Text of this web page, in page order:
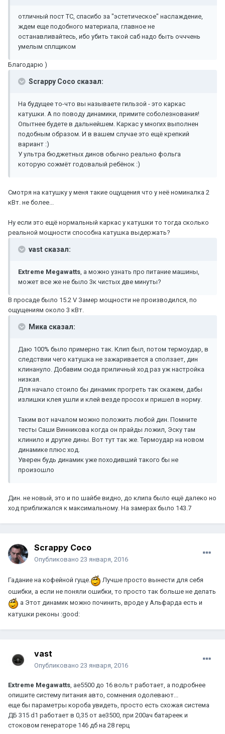
отличный пост ТС, спасибо за "эстетическое" наслаждение,
ждем еще подобного материала, главное не
останавливайтесь, ибо убить такой саб надо быть очччень
умелым сплщиком
Благодарю )
Scrappy Coco сказал:
На будущее то-что вы называете гильзой - это каркас
катушки. А по поводу динамики, примите соболезнования!
Опытнее будете в дальнейшем. Каркас у многих выполнен
подобным образом. И в вашем случае это ещё крепкий
вариант :)
У ультра бюджетных динов обычно реально фольга
которую сожмёт годовалый ребёнок :)
Смотря на катушку у меня такие ощущения что у неё номиналка 2
кВт. не более...
Ну если это ещё нормальный каркас у катушки то тогда сколько
реальной мощности способна катушка выдержать?
vast сказал:
Extreme Megawatts, а можно узнать про питание машины,
может все же не было 3к чистых две минуты?
В просаде было 15.2 V Замер мощности не производился, по
ощущениям около 3 кВт.
Мика сказал:
Даю 100% было примерно так. Клип был, потом термоудар, в
следствии чего катушка не зажаривается а сползает, дин
клинануло. Добавим сюда приличный ход раз уж настройка
низкая.
Для начало стоило бы динамик прогреть так скажем, дабы
излишки клея ушли и клей везде просох и пришел в норму.
Таким вот началом можно положить любой дин. Помните
тесты Саши Винникова когда он прайды ложил, Эску там
клинило и другие дины. Вот тут так же. Термоудар на новом
динамике плюс ход.
Уверен будь динамик уже походивший такого бы не
произошло
Дин. не новый, это и по шайбе видно, до клипа было ещё далеко но
ход приближался к максимальному. На замерах было 143.7
Scrappy Coco
Опубликовано 23 января, 2016
Гадание на кофейной гуще.
Лучше просто вынести для себя
ошибки, а если не поняли ошибки, то просто так больше не делать
а Этот динамик можно починить, вроде у Альфарда есть и
катушки реконы :good:
vast
Опубликовано 23 января, 2016
Extreme Megawatts, ае5500 до 16 вольт работает, а подробнее
опишите систему питания авто, сомнения одолевают...
еще бы параметры короба увидеть, просто есть схожая система
ДБ 315 d1 работает в 0,35 от ае3500, при 200ач батареек и
стоковом генераторе 146 дб на 28 герц